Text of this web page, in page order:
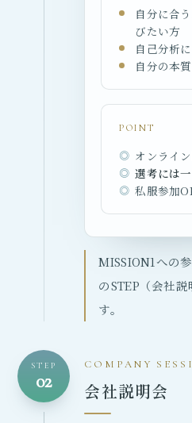
自分に合
びたい方
自己分析
自分の本
POINT
オンライ
選考には
私服参加
MISSION1への
のSTEP（会社
す。
STEP
02
COMPANY
会社説明会